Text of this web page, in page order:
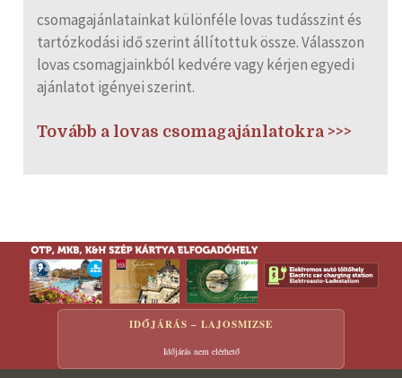
csomagajánlatainkat különféle lovas tudásszint és
tartózkodási idő szerint állítottuk össze. Válasszon
lovas csomagjainkból kedvére vagy kérjen egyedi
ajánlatot igényei szerint.
Tovább a lovas csomagajánlatokra >>>
IDŐJÁRÁS – LAJOSMIZSE
Időjárás nem elérhető